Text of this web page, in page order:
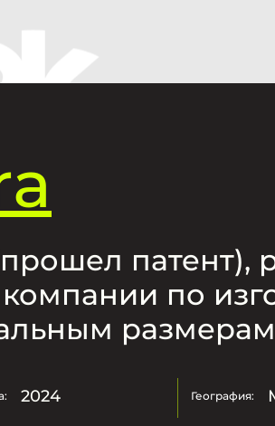
патент),
по
2024 География: